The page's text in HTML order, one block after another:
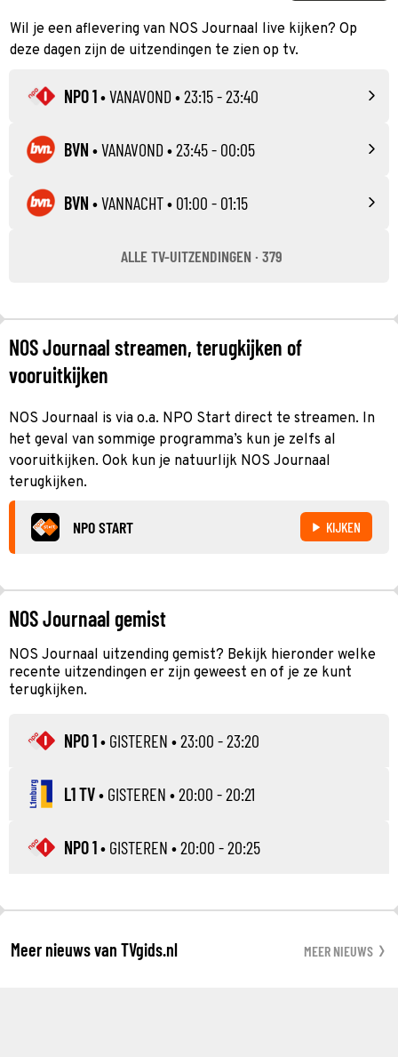
Wil je een aflevering van NOS Journaal live kijken? Op
deze dagen zijn de uitzendingen te zien op tv.
NPO 1•VANAVOND • 23:15 - 23:40
BVN •VANAVOND • 23:45 - 00:05
BVN •VANNACHT• 01:00 - 01:15
ALLE TV-UITZENDINGEN · 379
NOS Journaal streamen, terugkijken of
vooruitkijken
NOS Journaal is via o.a. NPO Start direct te streamen. In
het geval van sommige programma’s kun je zelfs al
vooruitkijken. Ook kun je natuurlijk NOS Journaal
terugkijken.
NPO START KIJKEN
NOS Journaal gemist
NOS Journaal uitzending gemist? Bekijk hieronder welke
recente uitzendingen er zijn geweest en of je ze kunt
terugkijken.
NPO 1• GISTEREN • 23:00 - 23:20
L1 TV• GISTEREN • 20:00 - 20:21
NPO 1• GISTEREN • 20:00 - 20:25
Meer nieuws van TVgids.nl MEER NIEUWS